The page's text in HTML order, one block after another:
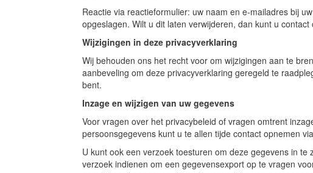
Reactie via reactieformulier: uw naam en e-mailadres bij
opgeslagen. Wilt u dit laten verwijderen, dan kunt u contact
Wijzigingen in deze privacyverklaring
Wij behouden ons het recht voor om wijzigingen aan te
aanbeveling om deze privacyverklaring geregeld te
bent.
Inzage en wijzigen van uw gegevens
Voor vragen over het privacybeleid of vragen omtrent
persoonsgegevens kunt u te allen tijde contact opnemen
U kunt ook een verzoek toesturen om deze gegevens in
verzoek indienen om een gegevensexport op te vragen